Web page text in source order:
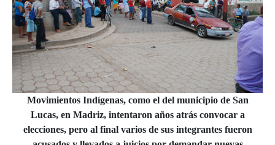
Movimientos Indígenas, como el del municipio de San
Lucas, en Madriz, intentaron años atrás convocar a
elecciones, pero al final varios de sus integrantes fueron